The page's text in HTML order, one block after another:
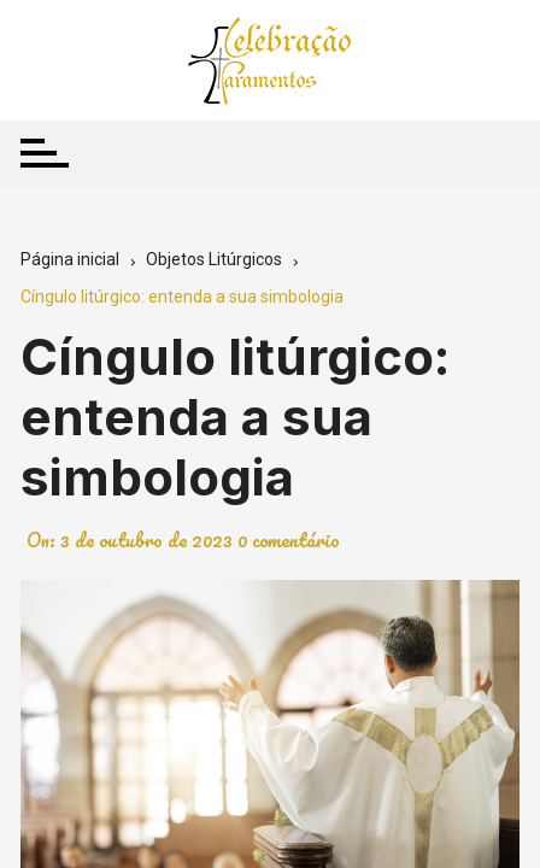
Página inicial
Objetos Litúrgicos
Cíngulo litúrgico: entenda a sua simbologia
Cíngulo litúrgico:
entenda a sua
simbologia
On:3 de outubro de 2023 0 comentário